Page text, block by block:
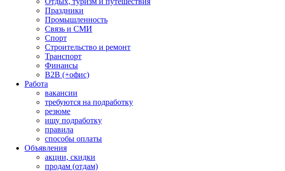
Праздники
Промышленность
Связь и СМИ
Спорт
Строительство и ремонт
Транспорт
Финансы
B2B (+офис)
Работа
вакансии
требуются на подработку
резюме
ищу подработку
правила
способы оплаты
Объявления
акции, скидки
продам (отдам)